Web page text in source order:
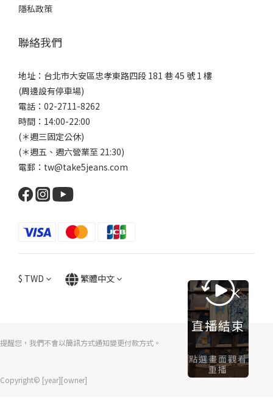
隱私政策
聯絡我們
地址：台北市大安區忠孝東路四段 181 巷 45 號 1 樓
(周邊設有停車場)
電話：02-2711-8262
時間：14:00-22:00
(＊週三固定公休)
(＊週五、週六營業至 21:30)
電郵：tw@take5jeans.com
$ TWD 繁體中文
提醒您，我們不會以簡訊方式通知變更付款方式。
Copyright© [year][owner]
直播結束
點選畫面觀看
重播